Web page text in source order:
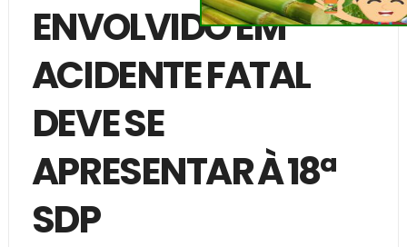
ENVOLVIDO EM
ACIDENTE FATAL
DEVE SE
APRESENTAR À 18ª
SDP